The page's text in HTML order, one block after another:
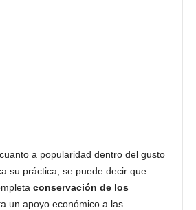
a popularidad dentro del gusto
su práctica, se puede decir que
conservación de los
un apoyo económico a las